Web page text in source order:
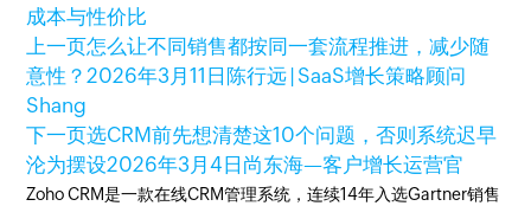
成本与性价比
上一页怎么让不同销售都按同一套流程推进，减少随
意性？2026年3月11日 陈行远 | SaaS增长策略顾问
Shang
下一页选CRM前先想清楚这10个问题，否则系统迟早
沦为摆设2026年3月4日 尚东海—客户增长运营官
Zoho CRM是一款在线CRM管理系统，连续14年入选Gartner销售